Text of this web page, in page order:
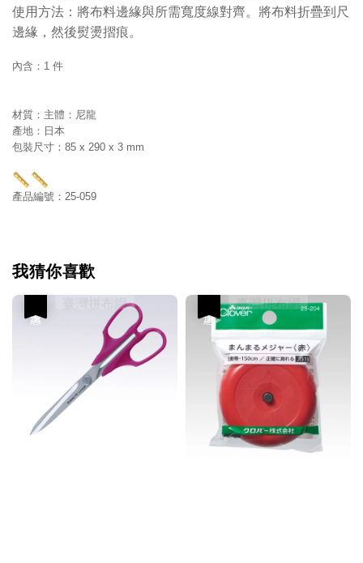
使用方法：將布料邊緣與所需寬度線對齊。將布料折疊到尺
邊緣，然後熨燙摺痕。
內含：1 件
材質：主體：尼龍
產地：日本
包裝尺寸：85 x 290 x 3 mm
產品編號：25-059
我猜你喜歡